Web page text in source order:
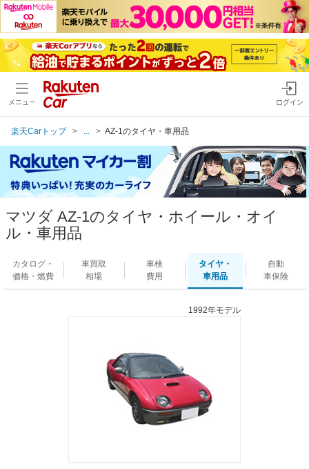
メニュー ログイン
楽天Carトップ AZ-1のタイヤ・車用品
マツダ AZ-1のタイヤ・ホイール・オイ
ル・車用品
カタログ・
価格・燃費
車買取
相場
車検
費用
タイヤ・
車用品
自動
車保険
1992年モデル